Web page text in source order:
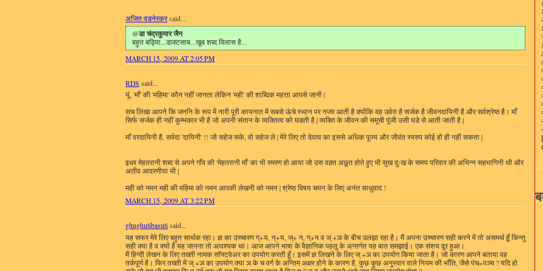
अजित वडनेरकरsaid...
@डा चंद्रकुमार जैन
बहुत बढ़िया...डाक्टसाब...खूब शब्द विलास है...
MARCH 15, 2009 AT 2:05 PM
RDS said...
यूं, 'माँ' की 'महिमा' कौन नहीं जानता लेकिन 'मही' की शाब्दिक महत्ता आपसे जानी |
सच लिखा आपने कि जननि के रूप में नारी पूरी कायनात में सबसे ऊंचे स्थान पर नजर आती है क्योंकि वह उर्वरा है सर्जक है जीवनदायिनी है और सर्वश्रेष्ठ है। माँ
सिर्फ सर्जक ही नहीं कुम्भकार भी है जो अपनी संतान के व्यक्तित्व को घडती है | व्यक्ति के जीवन की समूची पूंजी उसी घडे से आती जाती है |
माँ वरदायिनी है, सर्वदा 'दायिनी' !! जो सहेज सके, वो सहेज ले | मेरे लिए तो देवत्व का इससे अधिक पूज्य और जीवंत स्वरुप कोई हो ही नहीं सकता |
इधर मेहतरानी शब्द से अपने गाँव की 'मेहतरानी माँ' का भी स्मरण हो आया जो उस वक़्त अछूत होते हुए भी सुख दुःख के समय परिवार की अभिन्न सहभागिनी थी और
अतीव आदरणीया भी |
मही को नमन मही की महिमा को नमन आपकी लेखनी को नमन | श्रेष्ठ विषय चयन के लिए अनंत साधुवाद !
MARCH 15, 2009 AT 3:22 PM
ghughutibasuti said...
यह सफर मेरे लिए बहुत सार्थक रहा। ज्ञ का उच्चारण ग्+य, न्+य, ज्+ न, ग्+न व ज् +ञ के बीच उलझा रहा है। मैं अपना उच्चारण सही करने में तो असमर्थ हूँ किन्तु
सही क्या है व क्यों है यह जानना तो आवश्यक था। आज आपने भाषा के वैज्ञानिक पहलू के अन्तर्गत यह बात समझाई। एक संशय दूर हुआ।
मैं हिन्दी लेखन के लिए तख्ती नामक सॉफ्टवेअर का उपयोग करती हूँ। इसमें ज्ञ लिखने के लिए ज् +ञ का उपयोग किया जाता है। जो कारण आपने बताया वह
तर्कपूर्ण है। फिर तख्ती में ज् +ञ का उपयोग क्या ञ के च वर्ग के अन्तिम अक्षर होने के कारण है, कुछ कुछ अनुस्वार वाले नियम की भाँति, जैसे पंच=पञ्च ? यदि हो
हैं.
[